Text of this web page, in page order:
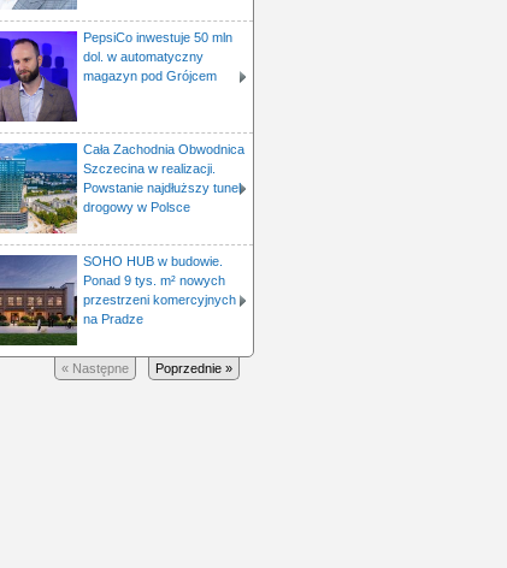
PepsiCo inwestuje 50 mln
dol. w automatyczny
magazyn pod Grójcem
Cała Zachodnia Obwodnica
Szczecina w realizacji.
Powstanie najdłuższy tunel
drogowy w Polsce
SOHO HUB w budowie.
Ponad 9 tys. m² nowych
przestrzeni komercyjnych
na Pradze
Poprzednie »
« Następne